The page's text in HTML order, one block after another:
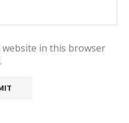
website in this browser